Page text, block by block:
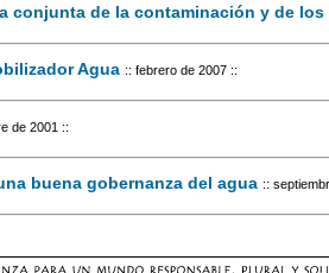
conjunta de la contaminación y de los
Agua :: febrero de 2007 ::
de 2001 ::
buena gobernanza del agua ::